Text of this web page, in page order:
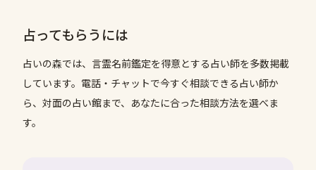
占ってもらうには
占いの森では、 言霊名前鑑定を得意とする占い師を多数掲載
しています。電話・チャットで今すぐ相談できる占い師か
ら、対面の占い館まで、あなたに合った相談方法を選べま
す。